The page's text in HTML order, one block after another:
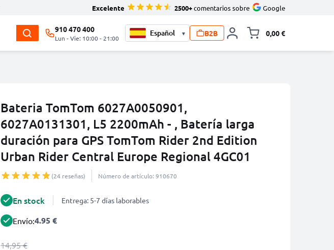
Excelente 2500+comentarios sobre Google
910 470 400
Lun - Vie: 10:00 - 21:00
▾ B2B 0,00 €
Bateria TomTom 6027A0050901,
6027A0131301, L5 2200mAh - , Batería larga
duración para GPS TomTom Rider 2nd Edition
Urban Rider Central Europe Regional 4GC01
(24 reseñas) Número de artículo: 910670
En stock Entrega: 5-7 días laborables
Envío:4.95 €
14,95 €